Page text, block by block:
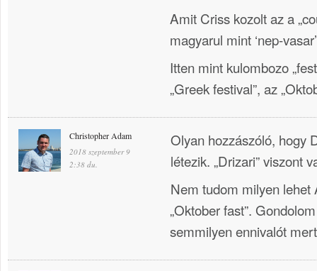
Amit Criss kozolt az a
magyarul mint ‘nep-
Itten mint kulombozo
„Greek festival”, az
Christopher Adam
2018 szeptember 9
2:38 du.
Olyan hozzászóló, hogy
létezik. „Drizari” viszont
Nem tudom milyen lehet
„Oktober fast”.
semmilyen ennivalót